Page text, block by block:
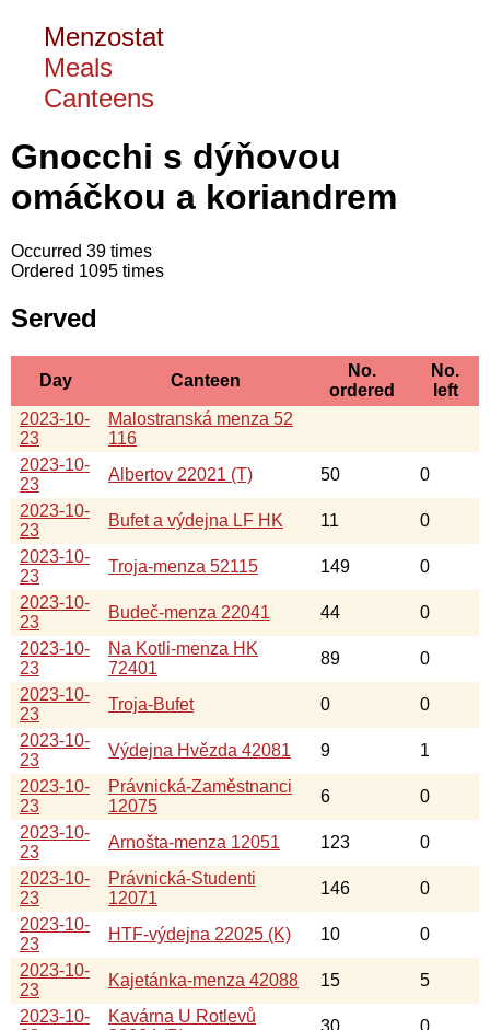
Menzostat
Meals
Canteens
Gnocchi s dýňovou
omáčkou a koriandrem
Occurred 39 times
Ordered 1095 times
Served
Day Canteen
No.
ordered
No.
left
2023-10-
23
Malostranská menza 52
116
2023-10-
23
Albertov 22021 (T) 50
0
2023-10-
23
Bufet a výdejna LF HK 11
0
2023-10-
23
Troja-menza 52115 149
0
2023-10-
23
Budeč-menza 22041 44
0
2023-10-
23
Na Kotli-menza HK
72401
89
0
2023-10-
23
Troja-Bufet 0
0
2023-10-
23
Výdejna Hvězda 42081 9
1
2023-10-
23
Právnická-Zaměstnanci
12075
6
0
2023-10-
23
Arnošta-menza 12051 123
0
2023-10-
23
Právnická-Studenti
12071
146
0
2023-10-
23
HTF-výdejna 22025 (K) 10
0
2023-10-
23
Kajetánka-menza 42088 15
5
2023-10-
Kavárna U Rotlevů
30
0